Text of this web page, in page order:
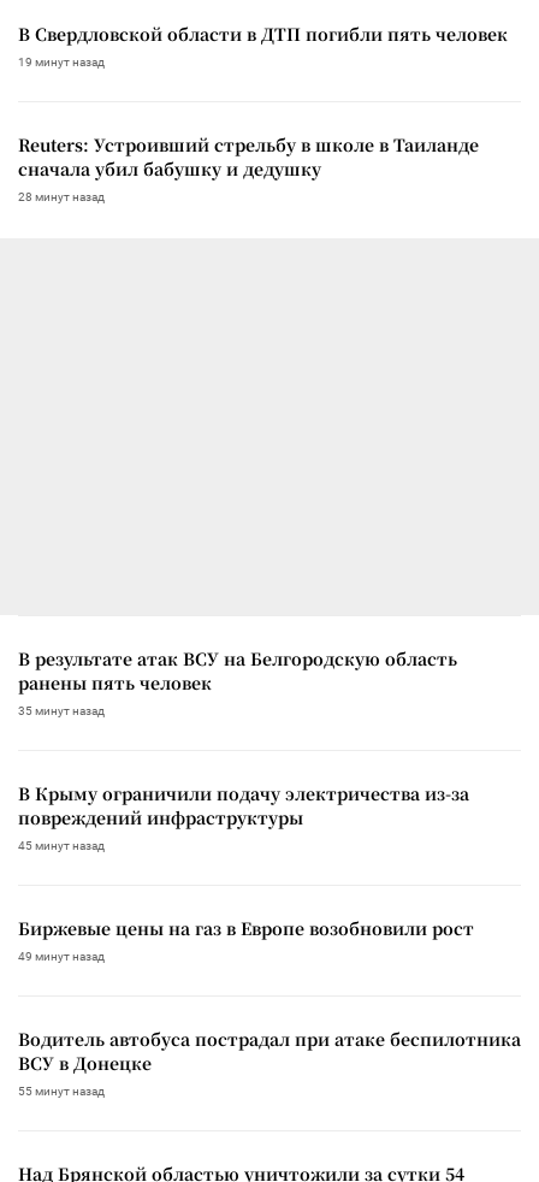
В Свердловской области в ДТП погибли пять человек
19 минут назад
Reuters: Устроивший стрельбу в школе в Таиланде
сначала убил бабушку и дедушку
28 минут назад
В результате атак ВСУ на Белгородскую область
ранены пять человек
35 минут назад
В Крыму ограничили подачу электричества из-за
повреждений инфраструктуры
45 минут назад
Биржевые цены на газ в Европе возобновили рост
49 минут назад
Водитель автобуса пострадал при атаке беспилотника
ВСУ в Донецке
55 минут назад
Над Брянской областью уничтожили за сутки 54